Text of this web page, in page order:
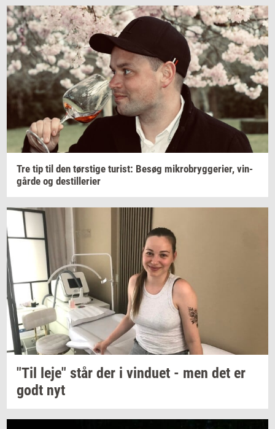
Tre tip til den tørsti­ge turist: Besøg mi­kro­bryg­ge­ri­er, vin­
går­de og destil­le­ri­er
"Til leje" står der i vin­du­et - men det er
godt nyt